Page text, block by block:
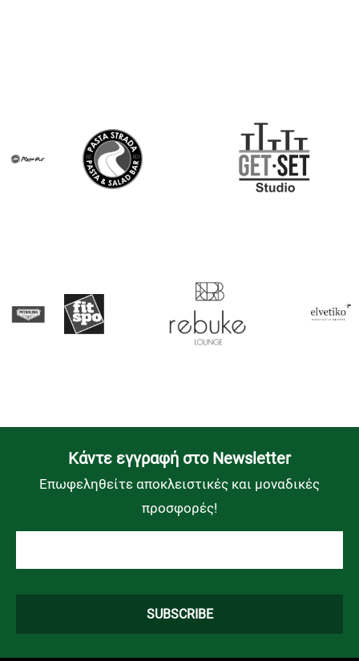
Kάντε εγγραφή στο Newsletter
Επωφεληθείτε αποκλειστικές και μοναδικές
προσφορές!